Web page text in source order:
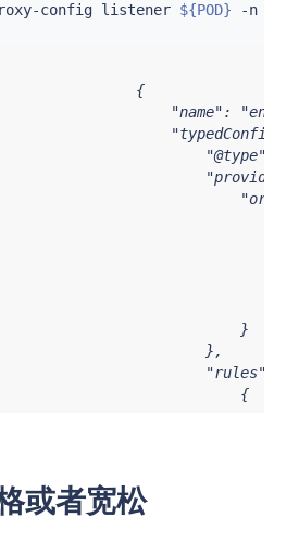
config listener ${POD}
{
"name":
"typedConfig":
"@type":
}
},
"rules": [
{
或者宽松